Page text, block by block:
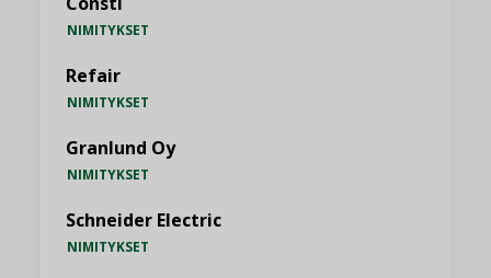
NIMITYKSET
Refair
NIMITYKSET
Granlund Oy
NIMITYKSET
Schneider Electric
NIMITYKSET